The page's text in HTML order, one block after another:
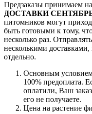
Предзаказы принимаем на
ДОСТАВКИ
питомников могут
быть готовыми к тому,
несколько раз.
несколькими
отдельно.
Основным условием
100% предоплата.
оплатили, Ваш
его не получаете.
Цена на растение